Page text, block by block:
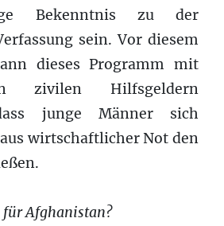
Bekenntnis zu der
sein. Vor diesem
dieses Programm mit
zivilen Hilfsgeldern
junge Männer sich
wirtschaftlicher Not den
für Afghanistan?